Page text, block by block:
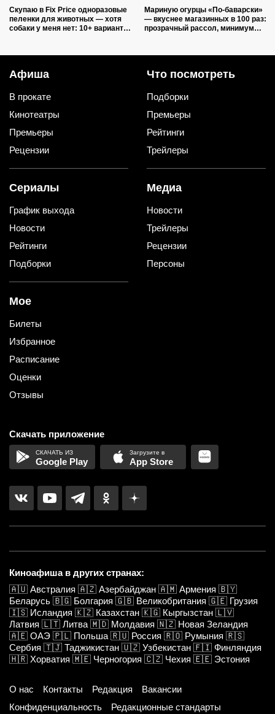
Скупаю в Fix Price одноразовые
пеленки для животных — хотя
собаки у меня нет: 10+ вариантов
Мариную огурцы «По-баварски»
— вкуснее магазинных в 100 раз:
прозрачный рассол, минимум
Афиша
В прокате
Кинотеатры
Премьеры
Рецензии
Что посмотреть
Подборки
Премьеры
Рейтинги
Трейлеры
Сериалы
График выхода
Новости
Рейтинги
Подборки
Медиа
Новости
Трейлеры
Рецензии
Персоны
Мое
Билеты
Избранное
Расписание
Оценки
Отзывы
Скачать приложение
Google Play App Store
Киноафиша в других странах:
🇦🇺 Австралия 🇦🇿 Азербайджан 🇦🇲 Армения 🇧🇾
Беларусь 🇧🇬 Болгария 🇬🇧 Великобритания 🇬🇪 Грузия
🇮🇸 Исландия 🇰🇿 Казахстан 🇰🇬 Кыргызстан 🇱🇻
Латвия 🇱🇹 Литва 🇲🇩 Молдавия 🇳🇿 Новая Зеландия
🇦🇪 ОАЭ 🇵🇱 Польша 🇷🇺 Россия 🇷🇴 Румыния 🇷🇸
Сербия 🇹🇯 Таджикистан 🇺🇿 Узбекистан 🇫🇮 Финляндия
🇭🇷 Хорватия 🇲🇪 Черногория 🇨🇿 Чехия 🇪🇪 Эстония
О нас Контакты Редакция
Вакансии
Конфиденциальность
Редакционные стандарты